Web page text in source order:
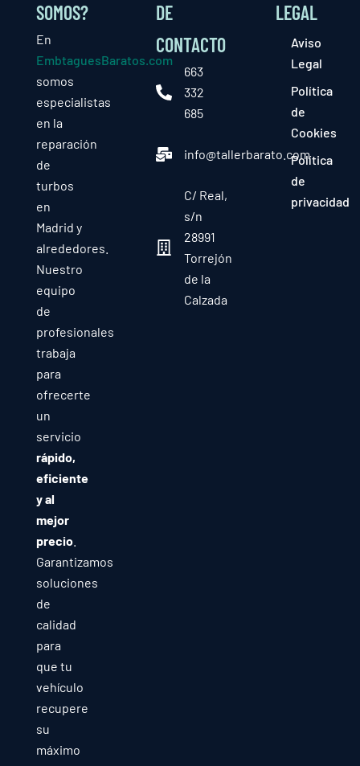
SOMOS?
En
EmbtaguesBaratos.com
somos
especialistas
en la
reparación
de
turbos
en
Madrid y
alrededores.
Nuestro
equipo
de
profesionales
trabaja
para
ofrecerte
un
servicio
rápido,
eficiente
y al
mejor
precio.
Garantizamos
soluciones
de
calidad
para
que tu
vehículo
recupere
su
máximo
DE
CONTACTO
663
332
685
info@tallerbarato.com
C/ Real,
s/n
28991
Torrejón
de la
Calzada
LEGAL
Aviso
Legal
Política
de
Cookies
Política
de
privacidad